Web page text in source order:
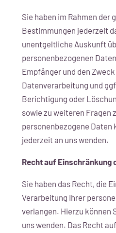
Sie haben im Rahmen der
Bestimmungen jederzeit
unentgeltliche Auskunft
personenbezogenen
Empfänger und den
Datenverarbeitung und
Berichtigung oder
sowie zu weiteren Fragen
personenbezogene Daten
jederzeit an uns wenden.
Recht auf Einschränkung
Sie haben das Recht, die
Verarbeitung Ihrer
verlangen. Hierzu können
uns wenden. Das Recht